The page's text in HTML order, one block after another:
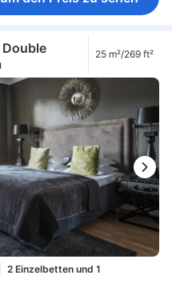
25 m²/269 ft²
2 Einzelbetten und 1